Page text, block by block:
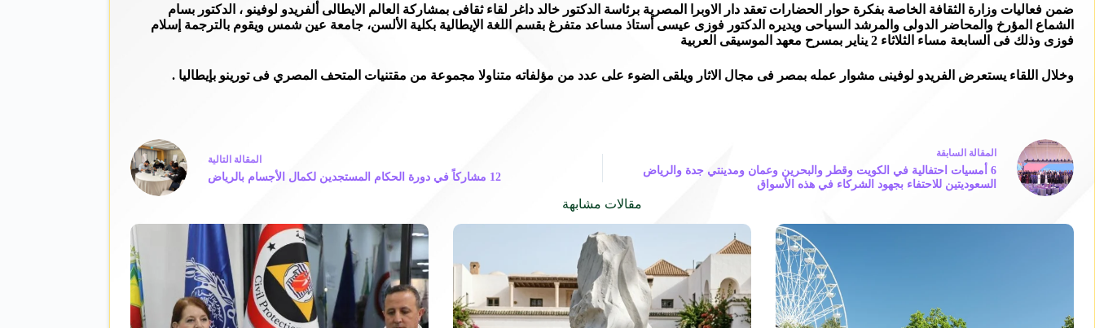
ضمن فعاليات وزارة الثقافة الخاصة بفكرة حوار الحضارات تعقد دار الاوبرا المصرية برئاسة الدكتور خالد داغر لقاء ثقافى بمشاركة العالم الايطالى ألفريدو لوفينو ، الدكتور بسام
الشماع المؤرخ والمحاضر الدولى والمرشد السياحى ويديره الدكتور فوزى عيسى أستاذ مساعد متفرغ بقسم اللغة الإيطالية بكلية الألسن، جامعة عين شمس ويقوم بالترجمة إسلام
فوزى وذلك فى السابعة مساء الثلاثاء 2 يناير بمسرح معهد الموسيقى العربية
وخلال اللقاء يستعرض الفريدو لوفينى مشوار عمله بمصر فى مجال الاثار ويلقى الضوء على عدد من مؤلفاته متناولا مجموعة من مقتنيات المتحف المصري فى تورينو بإيطاليا .
المقالة السابقة
6 أمسيات احتفالية في الكويت وقطر والبحرين وعمان ومدينتي جدة والرياض
السعوديتين للاحتفاء بجهود الشركاء في هذه الأسواق
المقالة التالية
12 مشاركاً في دورة الحكام المستجدين لكمال الأجسام بالرياض
مقالات مشابهة